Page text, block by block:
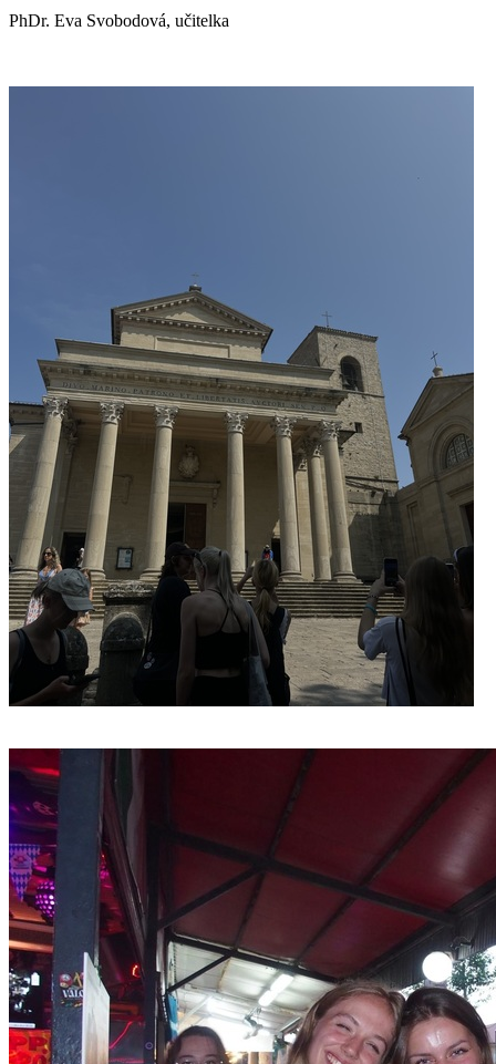
PhDr. Eva Svobodová, učitelka